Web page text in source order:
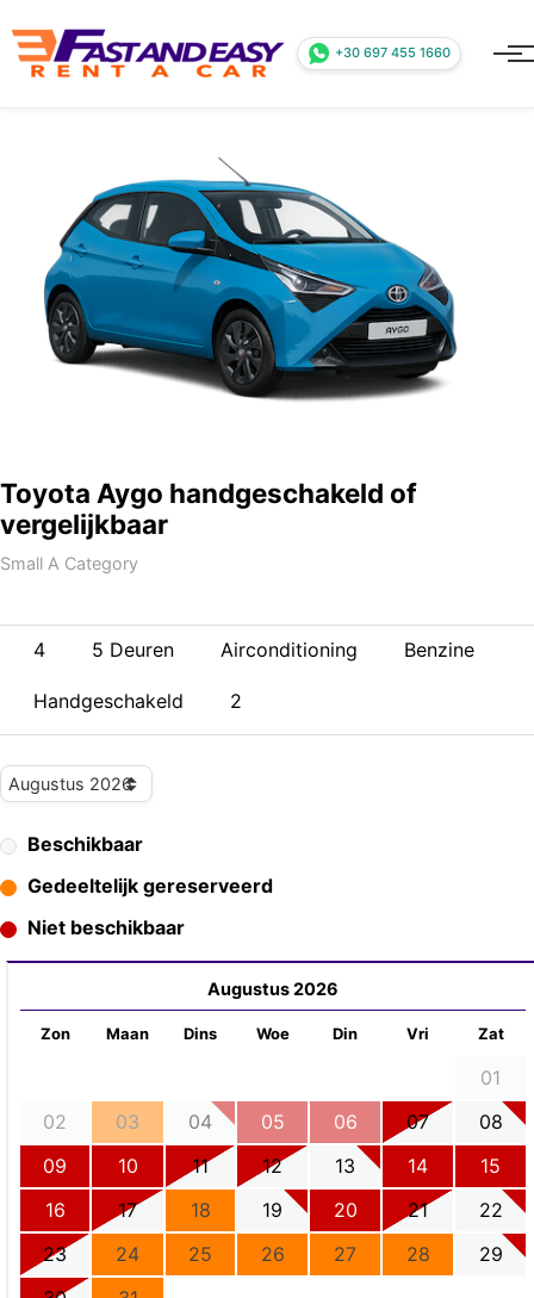
+30 697 455 1660
Toyota Aygo handgeschakeld of
vergelijkbaar
Small A Category
4 5 Deuren Airconditioning Benzine
Handgeschakeld 2
Beschikbaar
Gedeeltelijk gereserveerd
Niet beschikbaar
Augustus 2026
Zon Maan Dins Woe Din Vri Zat
01
02
03 04 05 06 07
08
09
10 11 12 13 14
15
16
17 18 19 20 21
22
23
24 25 26 27 28
29